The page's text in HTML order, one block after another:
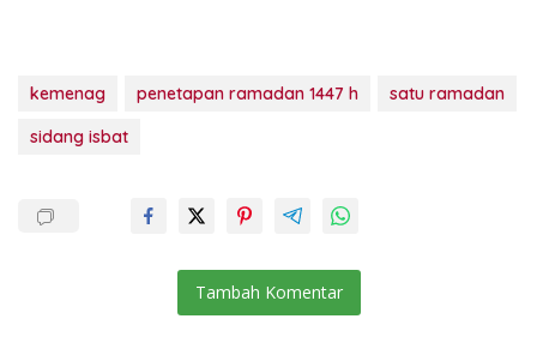
kemenag penetapan ramadan 1447 h
satu ramadan
sidang isbat
Tambah Komentar